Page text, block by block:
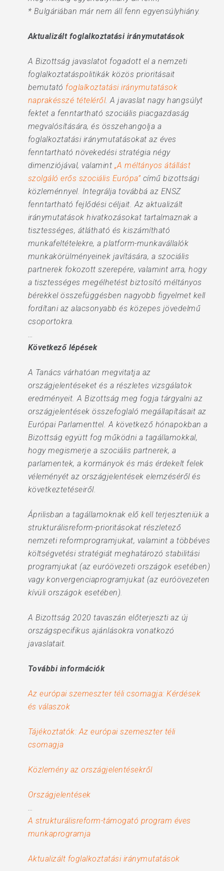
* Bulgáriában már nem áll fenn egyensúlyhiány.
Aktualizált foglalkoztatási iránymutatások
A Bizottság javaslatot fogadott el a nemzeti
foglalkoztatáspolitikák közös prioritásait
bemutató foglalkoztatási iránymutatások
naprakésszé tételéről. A javaslat nagy hangsúlyt
fektet a fenntartható szociális piacgazdaság
megvalósítására, és összehangolja a
foglalkoztatási iránymutatásokat az éves
fenntartható növekedési stratégia négy
dimenziójával, valamint „A méltányos átállást
szolgáló erős szociális Európa”című bizottsági
közleménnyel. Integrálja továbbá az ENSZ
fenntartható fejlődési céljait. Az aktualizált
iránymutatások hivatkozásokat tartalmaznak a
tisztességes, átlátható és kiszámítható
munkafeltételekre, a platform-munkavállalók
munkakörülményeinek javítására, a szociális
partnerek fokozott szerepére, valamint arra, hogy
a tisztességes megélhetést biztosító méltányos
bérekkel összefüggésben nagyobb figyelmet kell
fordítani az alacsonyabb és közepes jövedelmű
csoportokra.
…
Következő lépések
A Tanács várhatóan megvitatja az
országjelentéseket és a részletes vizsgálatok
eredményeit. A Bizottság meg fogja tárgyalni az
országjelentések összefoglaló megállapításait az
Európai Parlamenttel. A következő hónapokban a
Bizottság együtt fog működni a tagállamokkal,
hogy megismerje a szociális partnerek, a
parlamentek, a kormányok és más érdekelt felek
véleményét az országjelentések elemzéséről és
következtetéseiről.
Áprilisban a tagállamoknak elő kell terjeszteniük a
strukturálisreform-prioritásokat részletező
nemzeti reformprogramjukat, valamint a többéves
költségvetési stratégiát meghatározó stabilitási
programjukat (az euróövezeti országok esetében)
vagy konvergenciaprogramjukat (az euróövezeten
kívüli országok esetében).
A Bizottság 2020 tavaszán előterjeszti az új
országspecifikus ajánlásokra vonatkozó
javaslatait.
További információk
Az európai szemeszter téli csomagja: Kérdések
és válaszok
Tájékoztatók: Az európai szemeszter téli
csomagja
Közlemény az országjelentésekről
Országjelentések
…
A strukturálisreform-támogató program éves
munkaprogramja
Aktualizált foglalkoztatási iránymutatások